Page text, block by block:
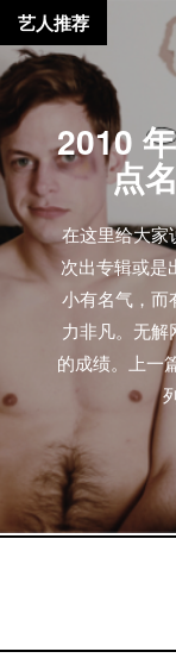
2010
点
在这里给大家
次出专辑或是
小有名气，而
力非凡。无
的成绩。上一
艺人推荐